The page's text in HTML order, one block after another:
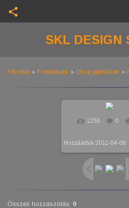
share
SKL DESIGN
Főoldal » Fotóalbum » Utcai járművek »
1250 0
Hozzáadva 2011-04-08
Összes hozzászólás: 0